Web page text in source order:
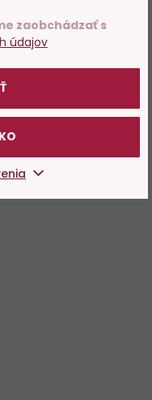
zaobchádzať s
údajov